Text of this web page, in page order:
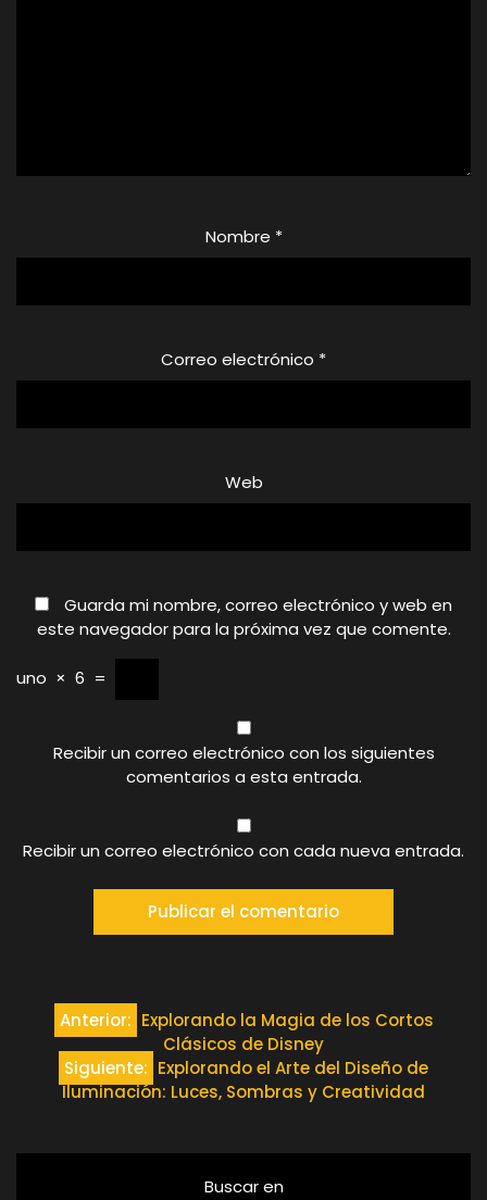
Nombre *
Correo electrónico *
Web
Guarda mi nombre, correo electrónico y web en
este navegador para la próxima vez que comente.
uno × 6 =
Recibir un correo electrónico con los siguientes
comentarios a esta entrada.
Recibir un correo electrónico con cada nueva entrada.
Navegación
entradas
Anterior: Explorando la Magia de los Cortos
Clásicos de Disney
Siguiente: Explorando el Arte del Diseño de
Iluminación: Luces, Sombras y Creatividad
Buscar en